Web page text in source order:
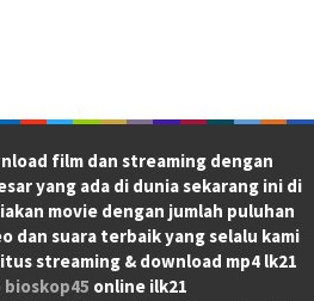
film dan streaming dengan
yang ada di dunia sekarang ini di
movie dengan jumlah puluhan
dan suara terbaik yang selalu kami
streaming & download mp4 lk21
bioskop45 online ilk21